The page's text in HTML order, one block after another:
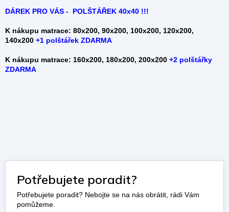
DÁREK PRO VÁS - POLŠTÁŘEK 40x40 !!!
K nákupu matrace: 80x200, 90x200, 100x200, 120x200,
140x200 +1 polštářek ZDARMA
K nákupu matrace: 160x200, 180x200, 200x200 +2 polštářky
ZDARMA
Potřebujete poradit?